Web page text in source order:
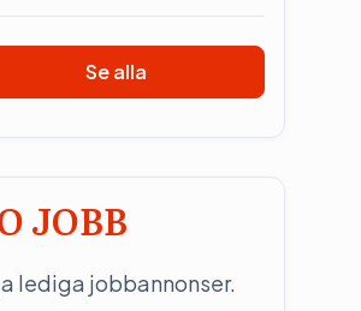
Se alla
JOBB
lediga jobbannonser.